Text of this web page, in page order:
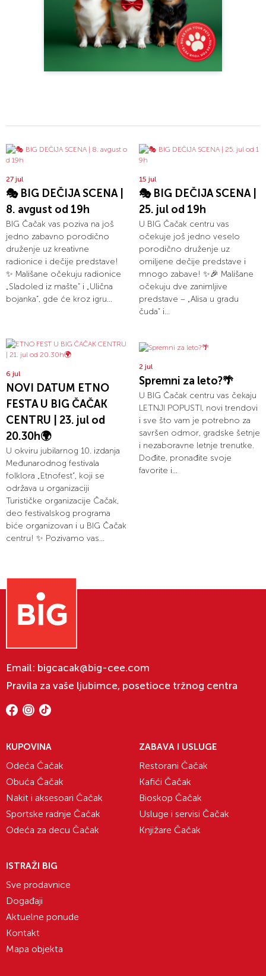
27 jul
🎭 BIG DEČIJA SCENA |
8. avgust od 19h
BIG Čačak vas poziva na još
jedno zabavno porodično
druženje uz kreativne
radionice i dečije predstave!
✨ Mališane očekuju radionice
„Sladoled iz mašte“ i „Ulična
bojanka“, gde će kroz igru...
15 jul
🎭 BIG DEČIJA SCENA |
25. jul od 19h
U BIG Čačak centru vas
očekuje još jedno veselo
porodično druženje uz
omiljene dečije predstave i
mnogo zabave! ✨🎉 Mališane
očekuju dve zanimljive
predstave – „Alisa u gradu
čuda“ i...
6 jul
NOVI DATUM ETNO
FESTA U BIG ČAČAK
CENTRU | 23. jul od
20.30h🌍
U okviru jubilarnog 10. izdanja
Međunarodnog festivala
folklora „Etnofest“, koji se
održava u organizaciji
Turističke organizacije Čačak,
deo festivalskog programa
biće organizovan i u BIG Čačak
centru! ✨ Pozivamo vas...
2 jul
Spremni za leto?🌴
U BIG Čačak centru vas čekaju
LETNJI POPUSTI, novi trendovi
i sve što vam je potrebno za
savršen odmor, gradske šetnje
i nezaboravne letnje trenutke.
Dođite, pronađite svoje
favorite i...
Email: bigcacak@big-cee.com
Pravila za vaše ljubimce, posetioce tržnog centra
KUPOVINA
Odeća Čačak
Obuća Čačak
Nakit i aksesoari Čačak
Sportske radnje Čačak
Odeća za decu Čačak
ZABAVA I USLUGE
Restorani Čačak
Kafići Čačak
Bioskop Čačak
Usluge i servisi Čačak
Knjižare Čačak
ISTRAŽI BIG
Sve prodavnice
Događaji
Aktuelne ponude
Kontakt
Mapa objekta